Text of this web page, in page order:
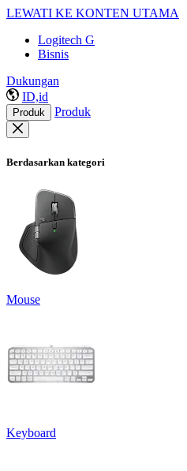
LEWATI KE KONTEN UTAMA
Logitech G
Bisnis
Dukungan
ID,id
Produk Produk
Berdasarkan kategori
Mouse
Keyboard